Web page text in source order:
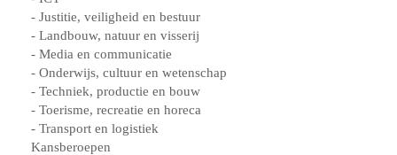
- Justitie, veiligheid en bestuur
- Landbouw, natuur en visserij
- Media en communicatie
- Onderwijs, cultuur en wetenschap
- Techniek, productie en bouw
- Toerisme, recreatie en horeca
- Transport en logistiek
Kansberoepen